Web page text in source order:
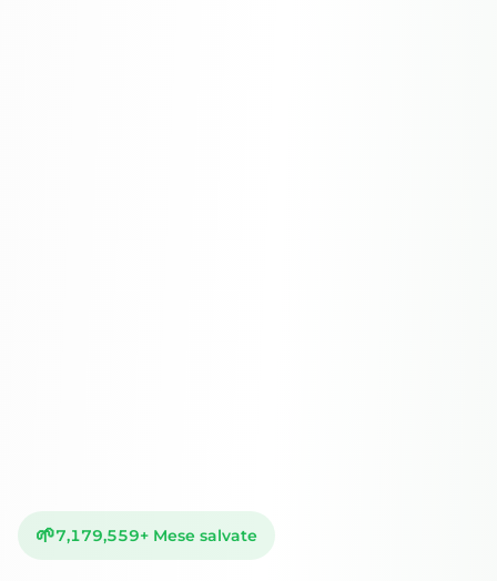
🌱7,179,559+ Mese salvate